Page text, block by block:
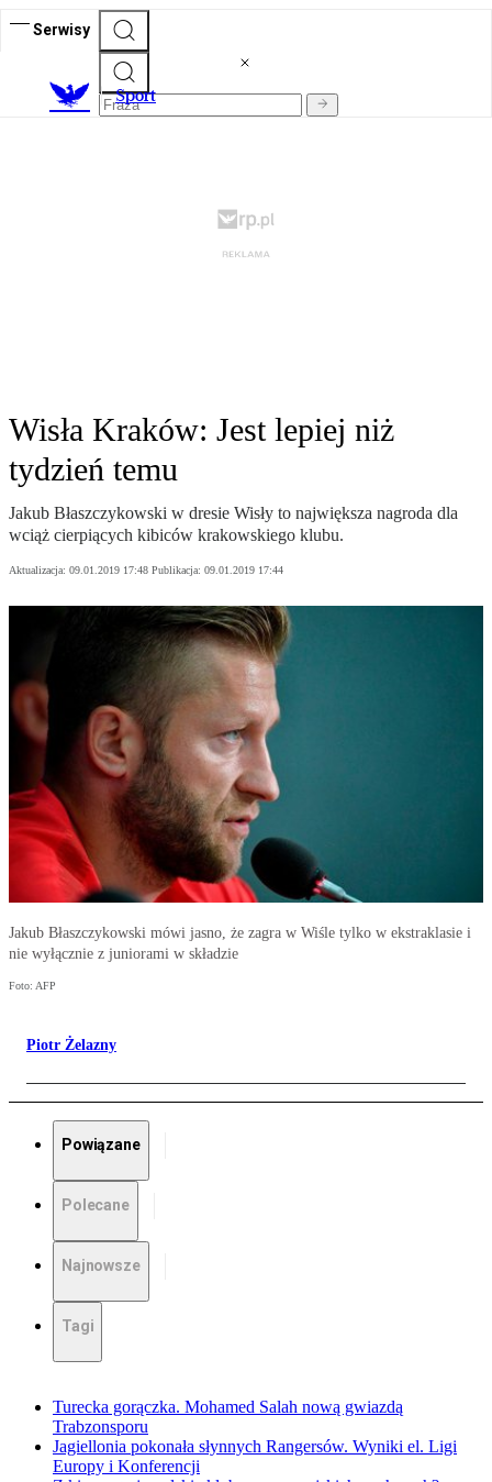
Serwisy
Sport
Wisła Kraków: Jest lepiej niż
tydzień temu
Jakub Błaszczykowski w dresie Wisły to największa nagroda dla
wciąż cierpiących kibiców krakowskiego klubu.
Aktualizacja: 09.01.2019 17:48 Publikacja: 09.01.2019 17:44
Jakub Błaszczykowski mówi jasno, że zagra w Wiśle tylko w ekstraklasie i
nie wyłącznie z juniorami w składzie
Foto: AFP
Piotr Żelazny
Powiązane
Polecane
Najnowsze
Tagi
Turecka gorączka. Mohamed Salah nową gwiazdą
Trabzonsporu
Jagiellonia pokonała słynnych Rangersów. Wyniki el. Ligi
Europy i Konferencji